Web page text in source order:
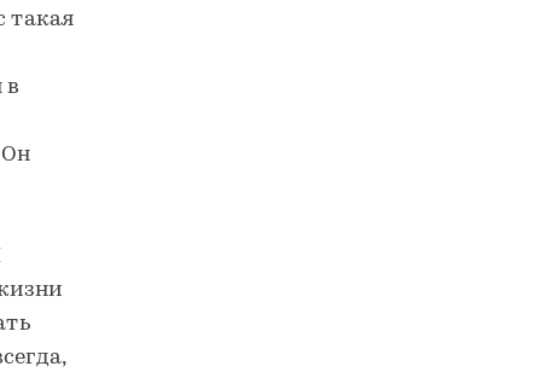
такая
в
Он